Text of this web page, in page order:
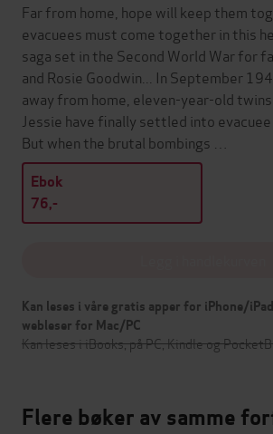
Far from home, hope will keep them
evacuees must come together in this
saga set in the Second World War for
and Rosie Goodwin... In September
away from home, eleven-year-old twins
Jessie have finally settled into
But when the brutal bombings …
Ebok
76,-
Kan leses i våre gratis apper for iPhone/
webleser for Mac/PC
Kan leses i iBooks, på PC, Kindle og
Flere bøker av samme